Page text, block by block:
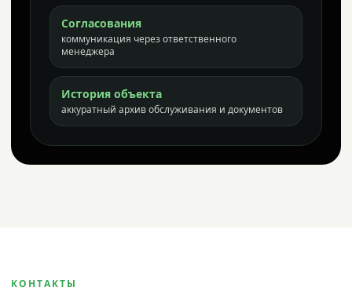
Согласования
коммуникация через ответственного
менеджера
История объекта
аккуратный архив обслуживания и документов
КОНТАКТЫ